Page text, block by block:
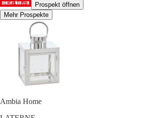
Prospekt öffnen
Mehr Prospekte
Ambia Home